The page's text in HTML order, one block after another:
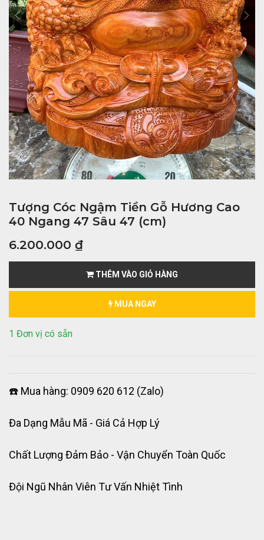
Tượng Cóc Ngậm Tiền Gỗ Hương Cao
40 Ngang 47 Sâu 47 (cm)
6.200.000 ₫
THÊM VÀO GIỎ HÀNG
MUA NGAY
1 Đơn vị có sẵn
☎️ Mua hàng: 0909 620 612 (Zalo)
Đa Dạng Mẫu Mã - Giá Cả Hợp Lý
Chất Lượng Đảm Bảo - Vận Chuyển Toàn Quốc
Đội Ngũ Nhân Viên Tư Vấn Nhiệt Tình